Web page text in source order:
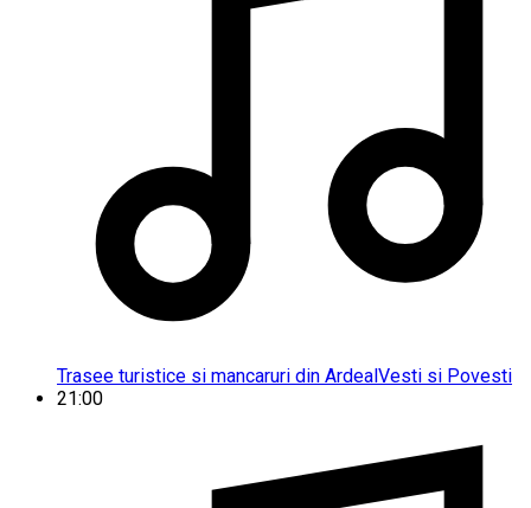
Trasee turistice si mancaruri din ArdealVesti si Povesti
21:00